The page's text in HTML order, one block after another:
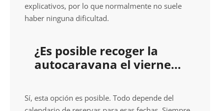
explicativos, por lo que normalmente no suele
haber ninguna dificultad.
¿Es posible recoger la
autocaravana el viernes
el domingo por la noche?
Sí, esta opción es posible. Todo depende del